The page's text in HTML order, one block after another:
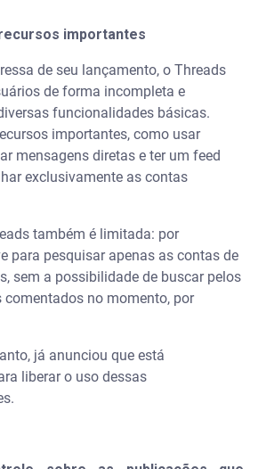
importantes
de seu lançamento, o Threads
de forma incompleta e
funcionalidades básicas.
importantes, como usar
mensagens diretas e ter um feed
exclusivamente as contas
também é limitada: por
para pesquisar apenas as contas de
sem a possibilidade de buscar pelos
comentados no momento, por
já anunciou que está
liberar o uso dessas